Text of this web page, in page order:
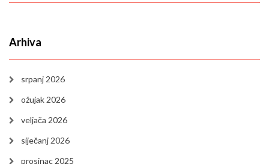
Arhiva
srpanj 2026
ožujak 2026
veljača 2026
siječanj 2026
prosinac 2025